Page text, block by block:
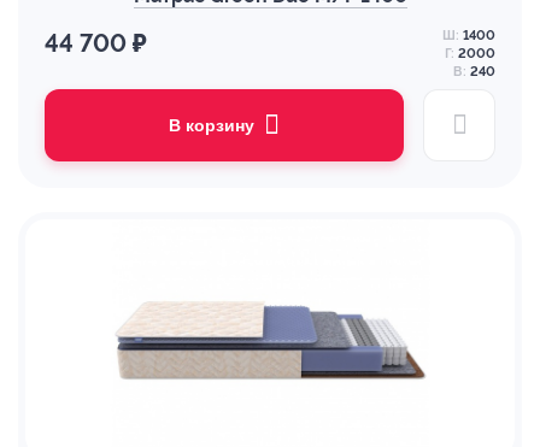
44 700 ₽ Ш: 1400
Г: 2000
В: 240
В корзину